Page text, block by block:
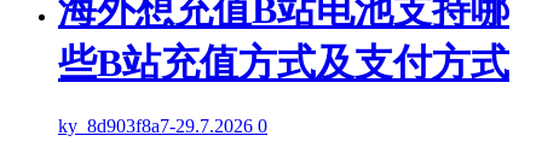
海外想充值B站电池支持哪
些B站充值方式及支付方式
ky_8d903f8a7-29.7.2026 0